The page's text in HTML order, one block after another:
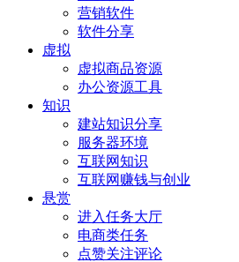
营销软件
软件分享
虚拟
虚拟商品资源
办公资源工具
知识
建站知识分享
服务器环境
互联网知识
互联网赚钱与创业
悬赏
进入任务大厅
电商类任务
点赞关注评论